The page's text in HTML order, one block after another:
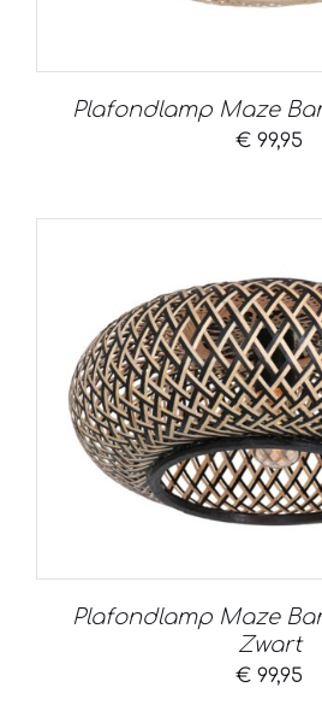
Plafondlamp Maze
€ 99,95
Plafondlamp Maze
Zwart
€ 99,95